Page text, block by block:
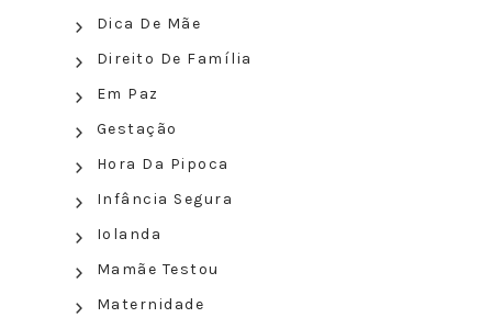
Dica De Mãe
Direito De Família
Em Paz
Gestação
Hora Da Pipoca
Infância Segura
Iolanda
Mamãe Testou
Maternidade